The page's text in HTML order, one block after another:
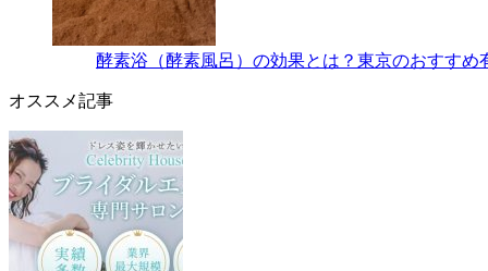
酵素浴（酵素風呂）の効果とは？東京のおすすめ
オススメ記事